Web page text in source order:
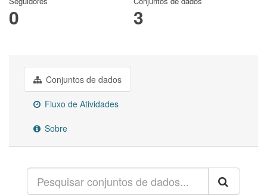
0 3
Conjuntos de dados
Fluxo de Atividades
Sobre